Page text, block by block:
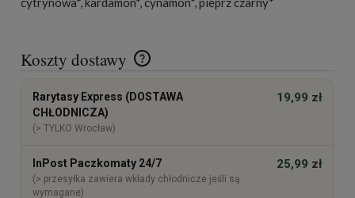
Koszty dostawy
Cena nie zawiera ewentualnych kosztów płatności
Rarytasy Express (DOSTAWA
CHŁODNICZA)
(> TYLKO Wrocław)
19,99 zł
InPost Paczkomaty 24/7
(> przesyłka zawiera wkłady chłodnicze jeśli są
wymagane)
25,99 zł